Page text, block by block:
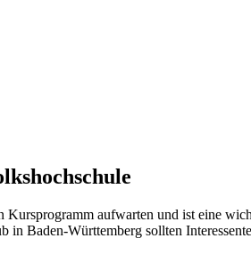
aufwarten und ist eine
Baden-Württemberg sollten